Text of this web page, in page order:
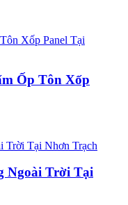
Ốp Tôn Xốp
Ngoài Trời Tại